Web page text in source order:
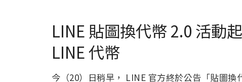
LINE 貼圖換代幣 2.0 活動
LINE 代幣
今（20）日稍早， LINE 官方終於公告「貼圖